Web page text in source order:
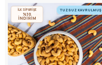
TUZSUZ KAVRULMUŞ
İLK SİPARİŞE
%10
İNDİRİM